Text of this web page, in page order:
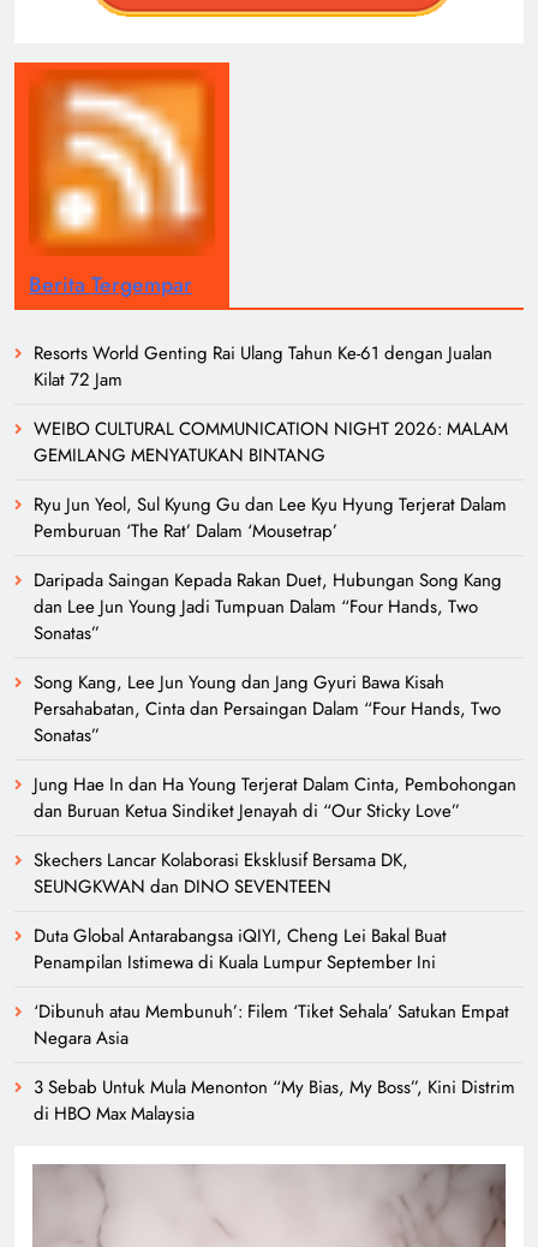
Berita Tergempar
Resorts World Genting Rai Ulang Tahun Ke-61 dengan Jualan
Kilat 72 Jam
WEIBO CULTURAL COMMUNICATION NIGHT 2026: MALAM
GEMILANG MENYATUKAN BINTANG
Ryu Jun Yeol, Sul Kyung Gu dan Lee Kyu Hyung Terjerat Dalam
Pemburuan ‘The Rat’ Dalam ‘Mousetrap’
Daripada Saingan Kepada Rakan Duet, Hubungan Song Kang
dan Lee Jun Young Jadi Tumpuan Dalam “Four Hands, Two
Sonatas”
Song Kang, Lee Jun Young dan Jang Gyuri Bawa Kisah
Persahabatan, Cinta dan Persaingan Dalam “Four Hands, Two
Sonatas”
Jung Hae In dan Ha Young Terjerat Dalam Cinta, Pembohongan
dan Buruan Ketua Sindiket Jenayah di “Our Sticky Love”
Skechers Lancar Kolaborasi Eksklusif Bersama DK,
SEUNGKWAN dan DINO SEVENTEEN
Duta Global Antarabangsa iQIYI, Cheng Lei Bakal Buat
Penampilan Istimewa di Kuala Lumpur September Ini
‘Dibunuh atau Membunuh’: Filem ‘Tiket Sehala’ Satukan Empat
Negara Asia
3 Sebab Untuk Mula Menonton “My Bias, My Boss”, Kini Distrim
di HBO Max Malaysia